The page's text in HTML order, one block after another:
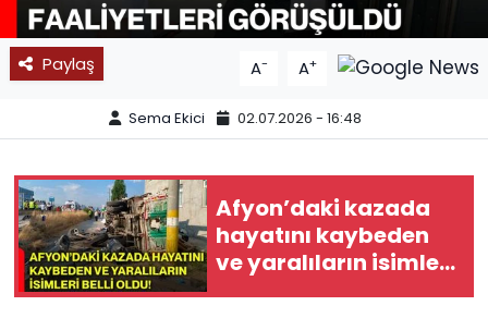
Paylaş A- A+
Sema Ekici 02.07.2026 - 16:48
Afyon’daki kazada
hayatını kaybeden
ve yaralıların isimleri
belli oldu!